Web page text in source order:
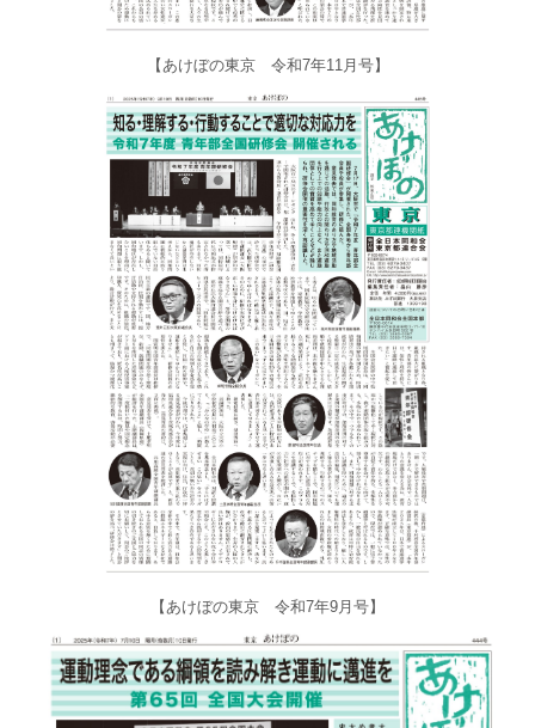
【あけぼの東京 令和7年11月号】
【あけぼの東京 令和7年9月号】